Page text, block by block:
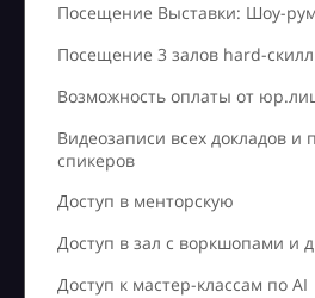
Посещение Выставки: Шоу-
Посещение 3 залов hard-
Возможность оплаты от
Видеозаписи всех докладов и
спикеров
Доступ в менторскую
Доступ в зал с воркшопами и
Доступ к мастер-классам по AI